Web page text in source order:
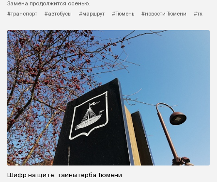
Замена продолжится осенью.
#транспорт
#автобусы #маршрут #Тюмень #новости Тюмени #тк
Шифр на щите: тайны герба Тюмени